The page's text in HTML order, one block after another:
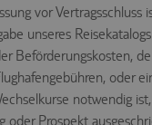
vor Vertragsschluss
unseres
Beförderungskosten,
oder
notwendig
Prospekt